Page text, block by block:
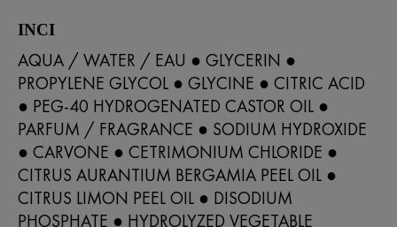
INCI
AQUA / WATER / EAU ● GLYCERIN ●
PROPYLENE GLYCOL ● GLYCINE ● CITRIC ACID
● PEG-40 HYDROGENATED CASTOR OIL ●
PARFUM / FRAGRANCE ● SODIUM HYDROXIDE
● CARVONE ● CETRIMONIUM CHLORIDE ●
CITRUS AURANTIUM BERGAMIA PEEL OIL ●
CITRUS LIMON PEEL OIL ● DISODIUM
PHOSPHATE ● HYDROLYZED VEGETABLE